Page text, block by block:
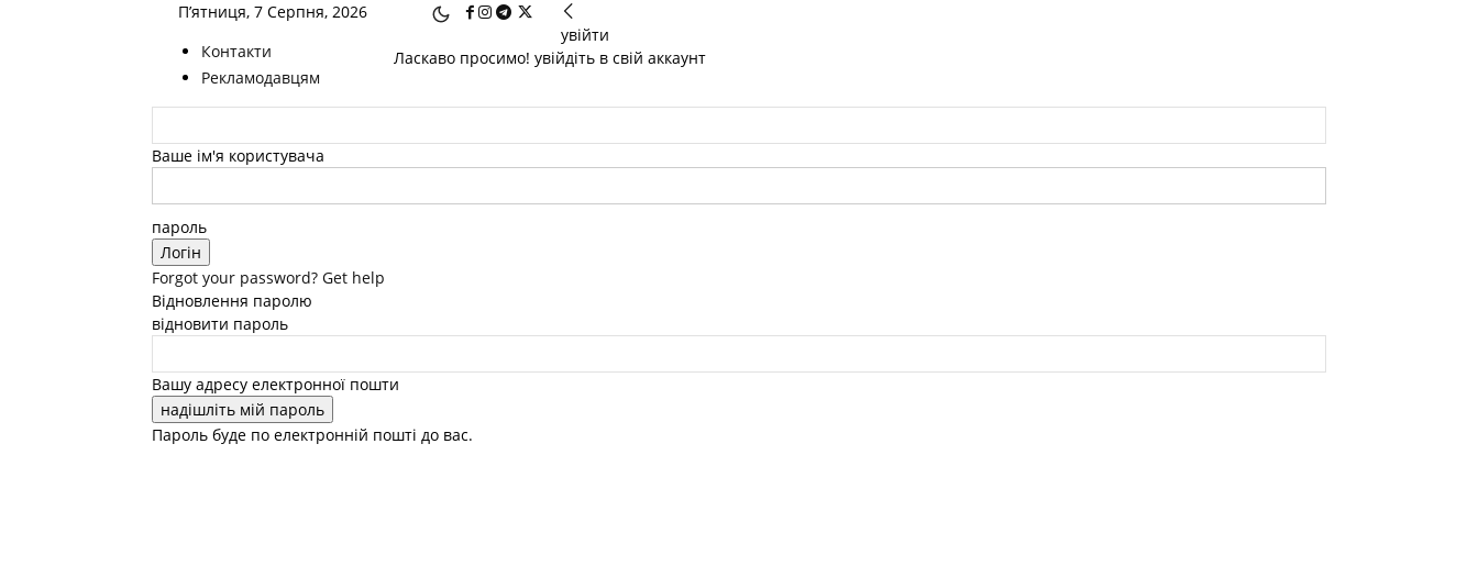
П’ятниця, 7 Серпня, 2026
Контакти
Рекламодавцям
увійти
Ласкаво просимо! увійдіть в свій аккаунт
Ваше ім'я користувача
пароль
Forgot your password? Get help
Відновлення паролю
відновити пароль
Вашу адресу електронної пошти
Пароль буде по електронній пошті до вас.